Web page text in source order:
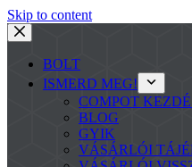
Skip to content
BOLT
ISMERD MEG!
COMPOT
BLOG
GYIK
VÁSÁRLÓI